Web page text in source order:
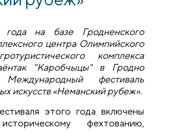
на базе Гродненского
центра Олимпийского
комплекса
"Каробчыцы" в Гродно
фестиваль
искусств «Неманский рубеж».
этого года включены
фехтованию,